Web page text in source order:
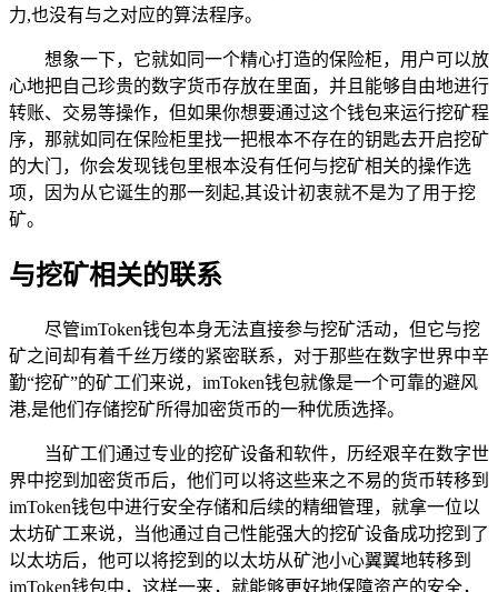
力,也没有与之对应的算法程序。
想象一下，它就如同一个精心打造的保险柜，用户可以放
心地把自己珍贵的数字货币存放在里面，并且能够自由地进行
转账、交易等操作，但如果你想要通过这个钱包来运行挖矿程
序，那就如同在保险柜里找一把根本不存在的钥匙去开启挖矿
的大门，你会发现钱包里根本没有任何与挖矿相关的操作选
项，因为从它诞生的那一刻起,其设计初衷就不是为了用于挖
矿。
与挖矿相关的联系
尽管imToken钱包本身无法直接参与挖矿活动，但它与挖
矿之间却有着千丝万缕的紧密联系，对于那些在数字世界中辛
勤“挖矿”的矿工们来说，imToken钱包就像是一个可靠的避风
港,是他们存储挖矿所得加密货币的一种优质选择。
当矿工们通过专业的挖矿设备和软件，历经艰辛在数字世
界中挖到加密货币后，他们可以将这些来之不易的货币转移到
imToken钱包中进行安全存储和后续的精细管理，就拿一位以
太坊矿工来说，当他通过自己性能强大的挖矿设备成功挖到了
以太坊后，他可以将挖到的以太坊从矿池小心翼翼地转移到
imToken钱包中，这样一来，就能够更好地保障资产的安全，